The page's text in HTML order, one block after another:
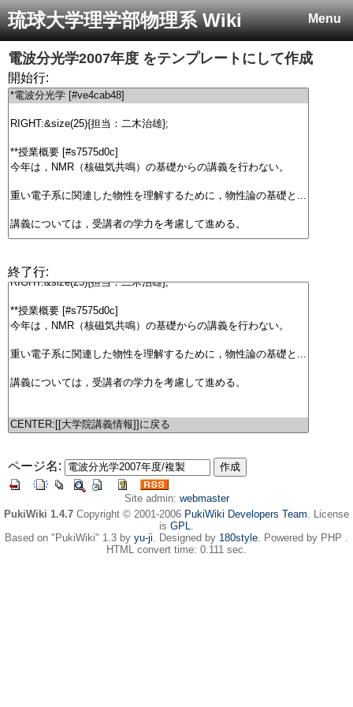
Menu
琉球大学理学部物理系 Wiki
電波分光学2007年度 をテンプレートにして作成
開始行:
終了行:
ページ名:
Site admin: webmaster
PukiWiki 1.4.7 Copyright © 2001-2006 PukiWiki Developers Team. License
is GPL.
Based on "PukiWiki" 1.3 by yu-ji. Designed by 180style. Powered by PHP .
HTML convert time: 0.111 sec.